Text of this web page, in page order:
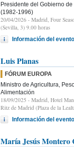
Presidente del Gobierno
(1982-1996)
20/04/2026 - Madrid, Four
(Sevilla, 3) 9.00 horas
Información del evento
Luis Planas
FÓRUM EUROPA
Ministro de Agricultura,
Alimentación
18/09/2025 - Madrid, Hotel
Ritz de Madrid (Plaza de la
Información del evento
María Jesús Montero